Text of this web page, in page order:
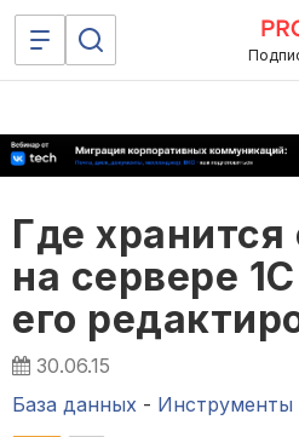
Где хранится
на сервере
его
30.06.15
База данных -